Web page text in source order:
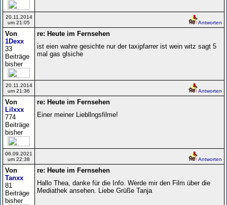
20.11.2014
um 21:05
Antworten
Von
1Dexx
33
Beiträge
bisher
re: Heute im Fernsehen
ist eien wahre gesichte nur der taxipfarrer ist wein witz sagt 5
mal gas glsiche
20.11.2014
um 21:36
Antworten
Von
Lilxxx
774
Beiträge
bisher
re: Heute im Fernsehen
Einer meiner Liebllngsfilme!
06.09.2021
um 22:38
Antworten
Von
Tanxx
81
Beiträge
bisher
re: Heute im Fernsehen
Hallo Thea, danke für die Info. Werde mir den Film über die
Mediathek ansehen. Liebe Grüße Tanja